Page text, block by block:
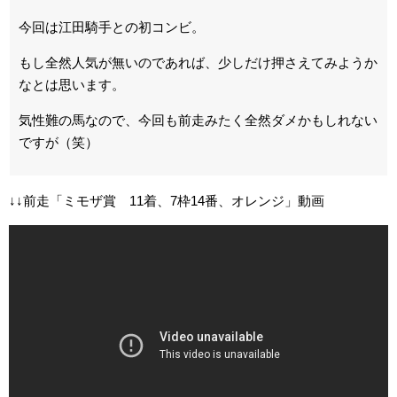
今回は江田騎手との初コンビ。
もし全然人気が無いのであれば、少しだけ押さえてみようか
なとは思います。
気性難の馬なので、今回も前走みたく全然ダメかもしれない
ですが（笑）
↓↓前走「ミモザ賞 11着、7枠14番、オレンジ」動画